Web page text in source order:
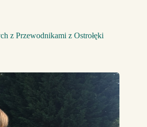
z Przewodnikami z Ostrołęki